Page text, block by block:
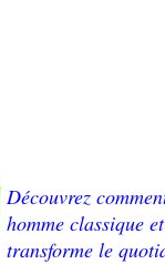
Découvrez
homme classique
transforme le